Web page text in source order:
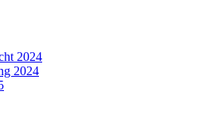
2024
2024